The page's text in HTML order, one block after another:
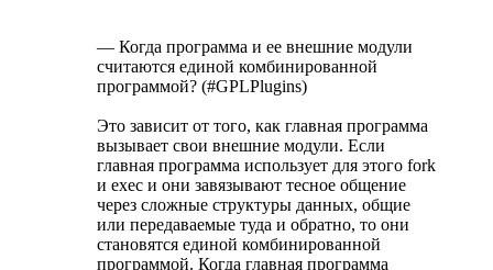
— Когда программа и ее внешние модули
считаются единой комбинированной
программой? (#GPLPlugins)
Это зависит от того, как главная программа
вызывает свои внешние модули. Если
главная программа использует для этого fork
и exec и они завязывают тесное общение
через сложные структуры данных, общие
или передаваемые туда и обратно, то они
становятся единой комбинированной
программой. Когда главная программа